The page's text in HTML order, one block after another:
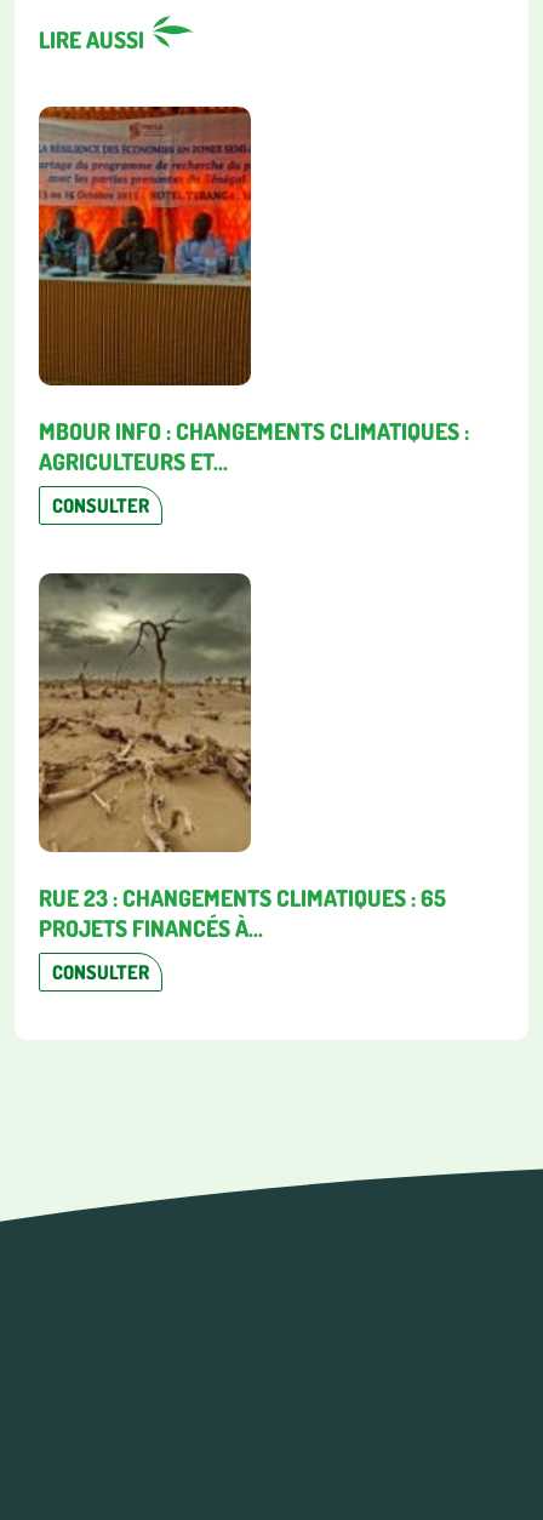
LIRE AUSSI
MBOUR INFO : CHANGEMENTS CLIMATIQUES :
AGRICULTEURS ET...
CONSULTER
RUE 23 : CHANGEMENTS CLIMATIQUES : 65
PROJETS FINANCÉS À...
CONSULTER